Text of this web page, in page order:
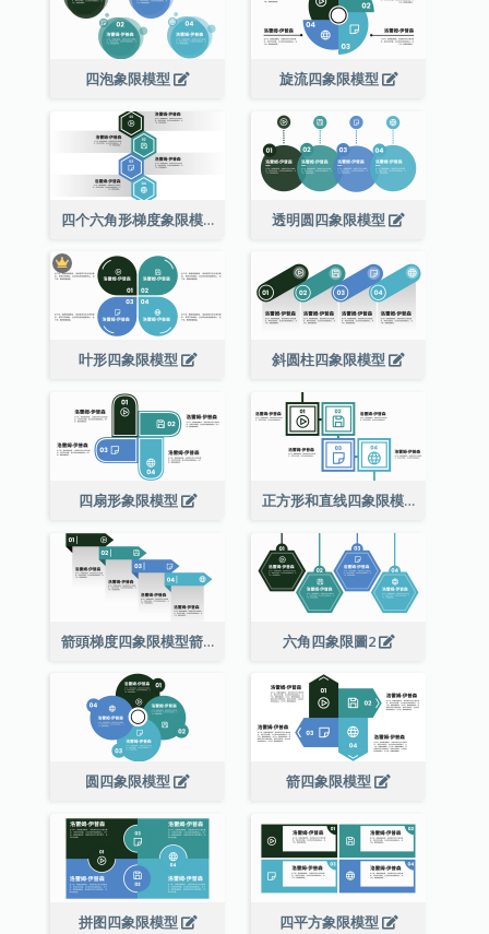
四泡象限模型 旋流四象限模型
四个六角形梯度象限模型 透明圆四象限模型
叶形四象限模型 斜圆柱四象限模型
四扇形象限模型 正方形和直线四象限模型
箭頭梯度四象限模型箭头梯度四象限模型 六角四象限圖2
圆四象限模型 箭四象限模型
拼图四象限模型 四平方象限模型